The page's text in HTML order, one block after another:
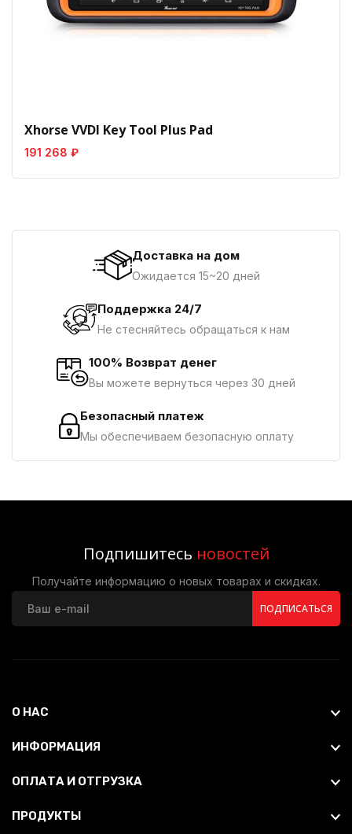
Xhorse VVDI Key Tool Plus Pad
191 268 ₽
Доставка на дом
Ожидается 15~20 дней
Поддержка 24/7
Не стесняйтесь обращаться к нам
100% Возврат денег
Вы можете вернуться через 30 дней
Безопасный платеж
Мы обеспечиваем безопасную оплату
Подпишитесь новостей
Получайте информацию о новых товарах и скидках.
ПОДПИСАТЬСЯ
О НАС
ИНФОРМАЦИЯ
ОПЛАТА И ОТГРУЗКА
ПРОДУКТЫ